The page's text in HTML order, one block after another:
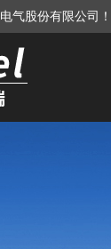
气股份有限公司！